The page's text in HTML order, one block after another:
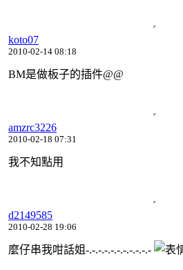
koto07
2010-02-14 08:18
BM是做板子的插件@@
amzrc3226
2010-02-18 07:31
我不知點用
d2149585
2010-02-28 19:06
麼仔串我咁話姐-.-.-.-.-.-.-.-.-.-.-